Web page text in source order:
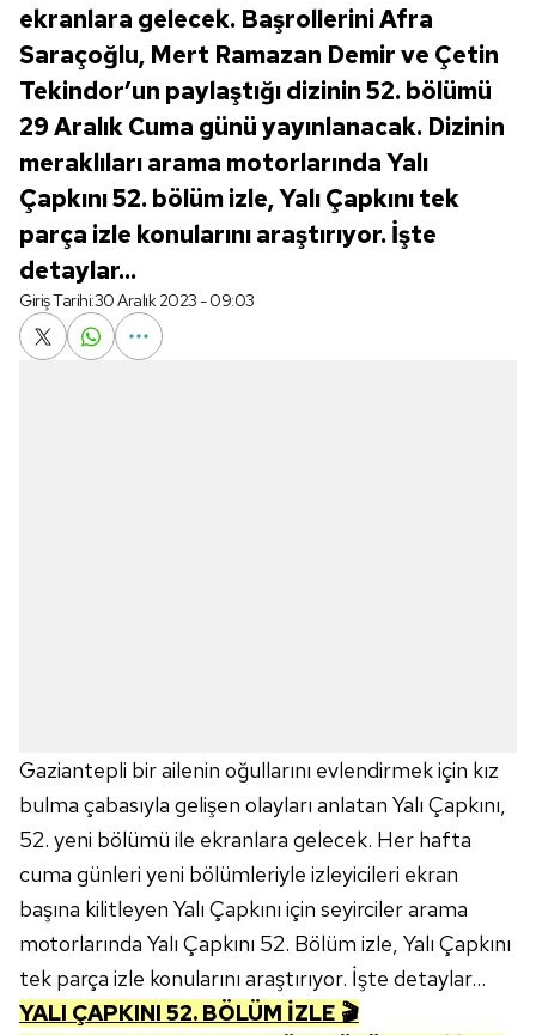
ekranlara gelecek. Başrollerini Afra
Saraçoğlu, Mert Ramazan Demir ve Çetin
Tekindor’un paylaştığı dizinin 52. bölümü
29 Aralık Cuma günü yayınlanacak. Dizinin
meraklıları arama motorlarında Yalı
Çapkını 52. bölüm izle, Yalı Çapkını tek
parça izle konularını araştırıyor. İşte
detaylar...
Giriş Tarihi:30 Aralık 2023 - 09:03
Gaziantepli bir ailenin oğullarını evlendirmek için kız
bulma çabasıyla gelişen olayları anlatan Yalı Çapkını,
52. yeni bölümü ile ekranlara gelecek. Her hafta
cuma günleri yeni bölümleriyle izleyicileri ekran
başına kilitleyen Yalı Çapkını için seyirciler arama
motorlarında Yalı Çapkını 52. Bölüm izle, Yalı Çapkını
tek parça izle konularını araştırıyor. İşte detaylar...
YALI ÇAPKINI 52. BÖLÜM İZLE 🎬